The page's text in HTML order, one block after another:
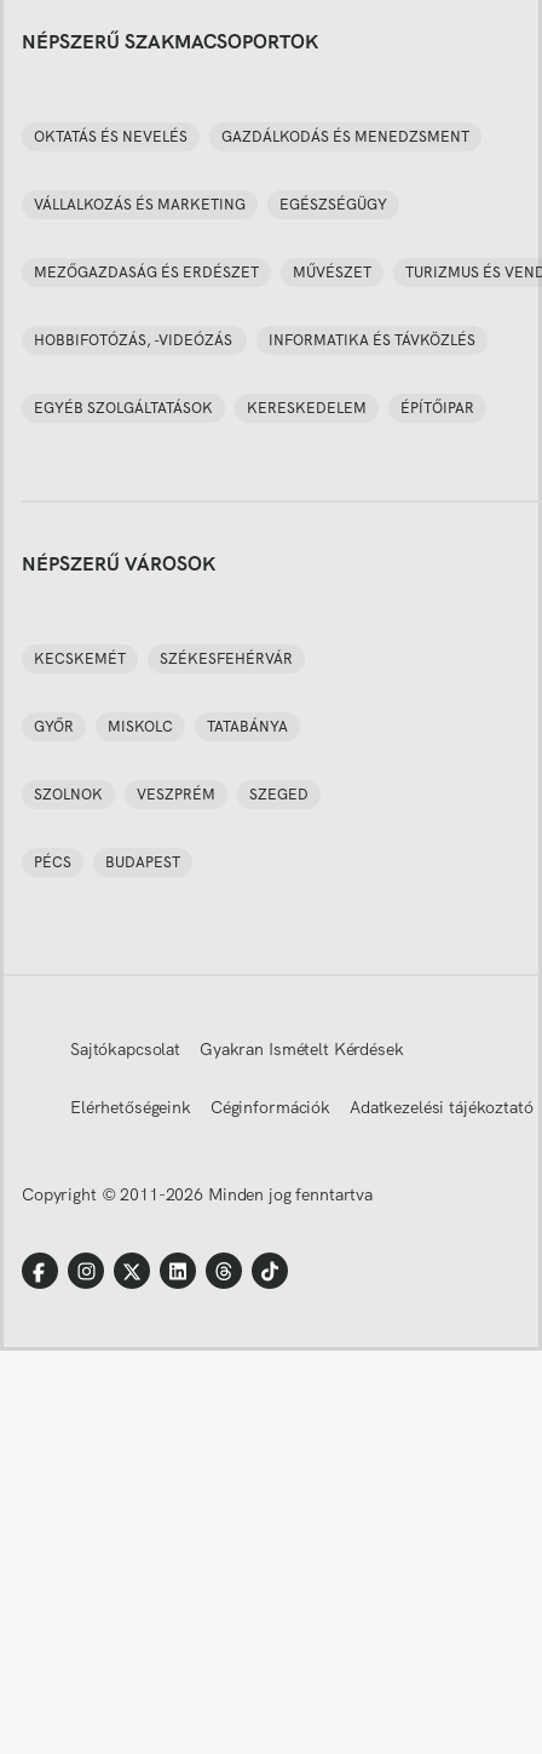
NÉPSZERŰ SZAKMACSOPORTOK
OKTATÁS ÉS NEVELÉS GAZDÁLKODÁS ÉS MENEDZSMENT
VÁLLALKOZÁS ÉS MARKETING EGÉSZSÉGÜGY
MEZŐGAZDASÁG ÉS ERDÉSZET MŰVÉSZET TURIZMUS ÉS
HOBBIFOTÓZÁS, -VIDEÓZÁS INFORMATIKA ÉS TÁVKÖZLÉS
EGYÉB SZOLGÁLTATÁSOK KERESKEDELEM ÉPÍTŐIPAR
NÉPSZERŰ VÁROSOK
KECSKEMÉT SZÉKESFEHÉRVÁR
GYŐR MISKOLC TATABÁNYA
SZOLNOK VESZPRÉM SZEGED
PÉCS BUDAPEST
Sajtókapcsolat Gyakran Ismételt Kérdések
Elérhetőségeink Céginformációk Adatkezelési tájékoztató
Copyright © 2011-2026 Minden jog fenntartva